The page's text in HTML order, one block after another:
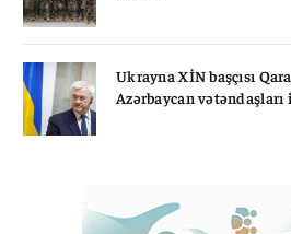
Ukrayna XİN başçısı
Azərbaycan vətəndaşları